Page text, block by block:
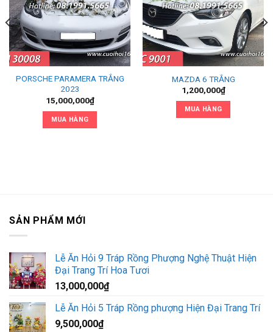
PORSCHE PARAMERA TRẮNG
2023
15,000,000₫
MUA HÀNG
MAZDA 6 TRẮNG
1,200,000₫
MUA HÀNG
SẢN PHẨM MỚI
Lễ Ăn Hỏi 9 Tráp Rồng Phượng Nghệ Thuật Hiện
Đại Trang Trí Hoa Tươi
13,000,000₫
Lễ Ăn Hỏi 5 Tráp Rồng phượng Hiện Đại Trang Trí
9,500,000₫